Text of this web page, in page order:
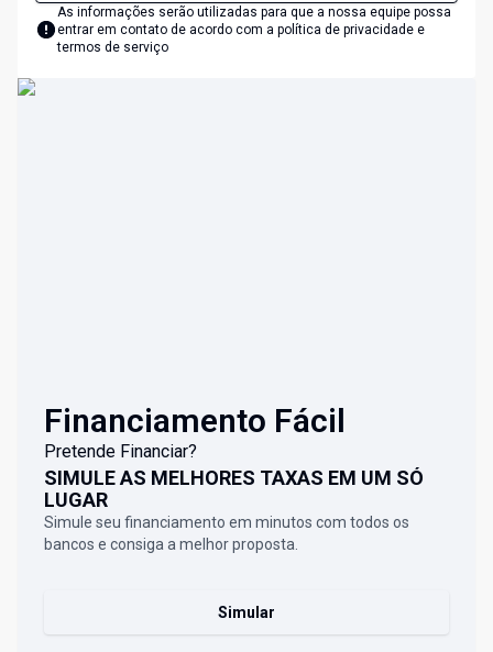
As informações serão utilizadas para que a nossa equipe possa
entrar em contato de acordo com a política de privacidade e
termos de serviço
Financiamento Fácil
Pretende Financiar?
SIMULE AS MELHORES TAXAS EM UM SÓ
LUGAR
Simule seu financiamento em minutos com todos os
bancos e consiga a melhor proposta.
Simular